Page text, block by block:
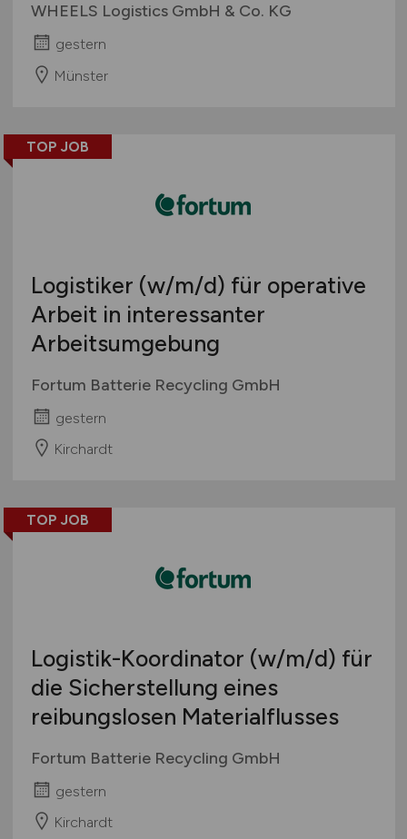
WHEELS Logistics GmbH & Co. KG
gestern
Münster
TOP JOB
Logistiker (w/m/d) für operative
Arbeit in interessanter
Arbeitsumgebung
Fortum Batterie Recycling GmbH
gestern
Kirchardt
TOP JOB
Logistik-Koordinator (w/m/d) für
die Sicherstellung eines
reibungslosen Materialflusses
Fortum Batterie Recycling GmbH
gestern
Kirchardt